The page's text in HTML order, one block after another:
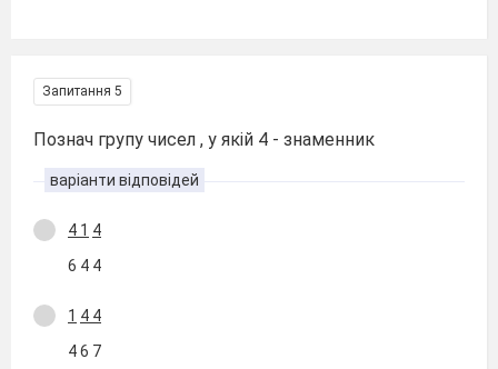
Запитання 5
Познач групу чисел , у якій 4 - знаменник
варіанти відповідей
4 1 4
6 4 4
1 4 4
4 6 7